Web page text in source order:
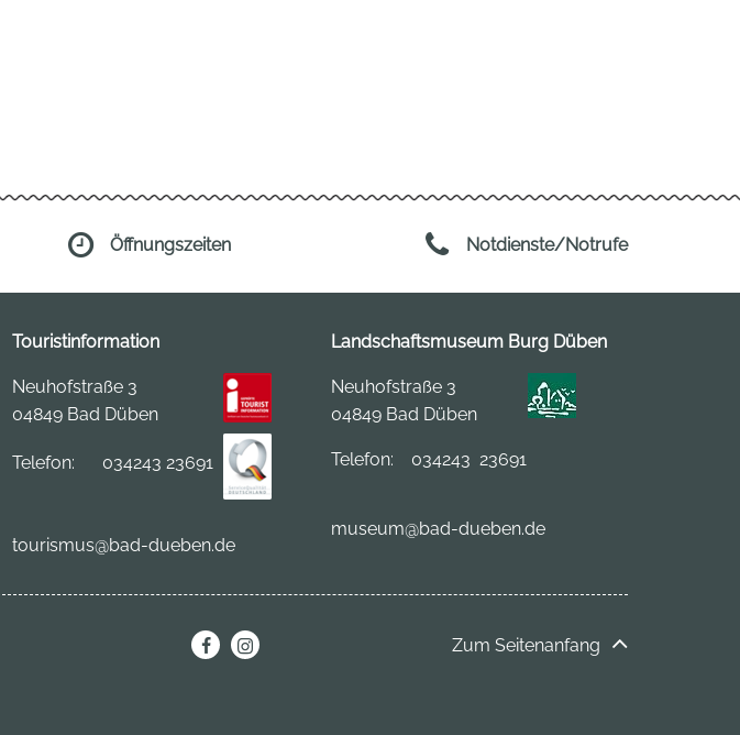
Öffnungszeiten Notdienste/Notrufe
Touristinformation
Neuhofstraße 3
04849 Bad Düben
Telefon: 034243 23691
tourismus@bad-dueben.de
Landschaftsmuseum Burg Düben
Neuhofstraße 3
04849 Bad Düben
Telefon: 034243 23691
museum@bad-dueben.de
Zum Seitenanfang